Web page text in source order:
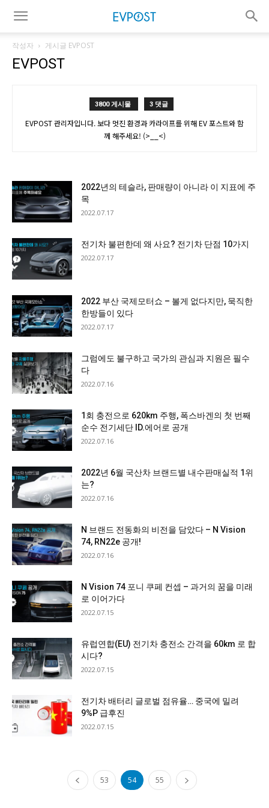
작성자 게시글 EVPOST
EVPOST
3800 게시물 3 댓글
EVPOST 관리자입니다. 보다 멋진 환경과 카라이프를 위해 EV 포스트와 함
께 해주세요! (>__<)
2022년의 테슬라, 판매량이 아니라 이 지표에 주
목
2022.07.17
전기차 불편한데 왜 사요? 전기차 단점 10가지
2022.07.17
2022 부산 국제모터쇼 – 볼게 없다지만, 묵직한
한방들이 있다
2022.07.17
그럼에도 불구하고 국가의 관심과 지원은 필수
다
2022.07.16
1회 충전으로 620km 주행, 폭스바겐의 첫 번째
순수 전기세단 ID.에어로 공개
2022.07.16
2022년 6월 국산차 브랜드별 내수판매실적 1위
는?
2022.07.16
N 브랜드 전동화의 비전을 담았다 – N Vision
74, RN22e 공개!
2022.07.16
N Vision 74 포니 쿠페 컨셉 – 과거의 꿈을 미래
로 이어가다
2022.07.15
유럽연합(EU) 전기차 충전소 간격을 60km 로 합
시다?
2022.07.15
전기차 배터리 글로벌 점유율… 중국에 밀려
9%P 급후진
2022.07.15
53 54 55